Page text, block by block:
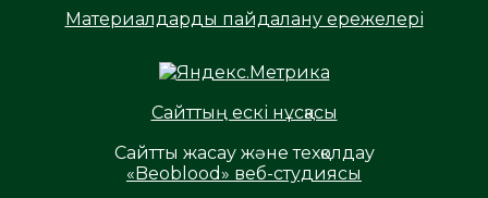
Материалдарды пайдалану ережелері
Сайттың ескі нұсқасы
Сайтты жасау және техқолдау
«Beoblood» веб-студиясы